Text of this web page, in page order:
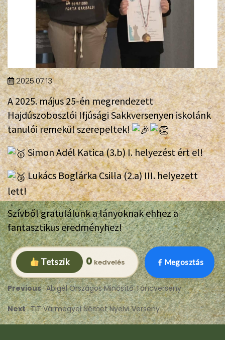
2025.07.13.
A 2025. május 25-én megrendezett
Hajdúszoboszlói Ifjúsági Sakkversenyen iskolánk
tanulói remekül szerepeltek!
Simon Adél Katica (3.b) I. helyezést ért el!
Lukács Boglárka Csilla (2.a) III. helyezett
lett!
Szívből gratulálunk a lányoknak ehhez a
fantasztikus eredményhez!
Tetszik 0 Megosztás
Previous Abigél Országos Minősítő Táncverseny
Next TIT Vármegyei Német Nyelvi Verseny